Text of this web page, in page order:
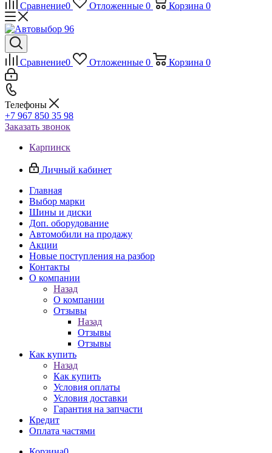
Сравнение0 Отложенные 0 Корзина 0
Сравнение0 Отложенные 0 Корзина 0
Телефоны
+7 967 850 35 98
Заказать звонок
Карпинск
Личный кабинет
Главная
Выбор марки
Шины и диски
Доп. оборудование
Автомобили на продажу
Акции
Новые поступления на разбор
Контакты
О компании
Назад
О компании
Отзывы
Назад
Отзывы
Отзывы
Как купить
Назад
Как купить
Условия оплаты
Условия доставки
Гарантия на запчасти
Кредит
Оплата частями